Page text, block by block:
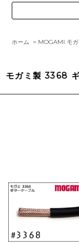
ホーム > MOGAMI モ
モガミ製 3368